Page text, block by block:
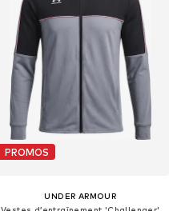
PROMOS
UNDER ARMOUR